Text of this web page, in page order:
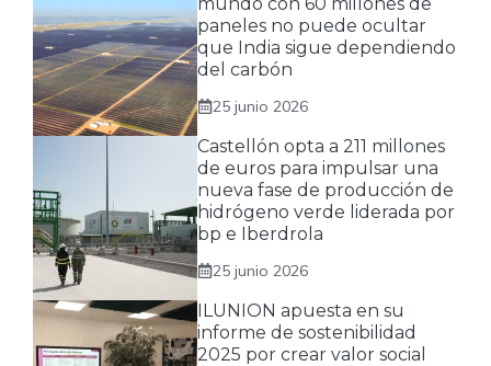
paneles no puede ocultar
que India sigue dependiendo
del carbón
25 junio 2026
Castellón opta a 211 millones
de euros para impulsar una
nueva fase de producción de
hidrógeno verde liderada por
bp e Iberdrola
25 junio 2026
ILUNION apuesta en su
informe de sostenibilidad
2025 por crear valor social